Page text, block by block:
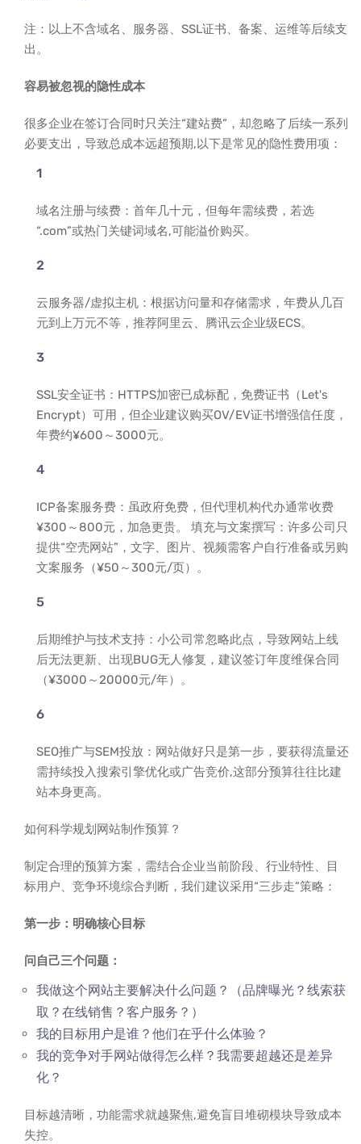
注：以上不含域名、服务器、SSL证书、备案、运维等后续支
出。
容易被忽视的隐性成本
很多企业在签订合同时只关注“建站费”，却忽略了后续一系列
必要支出，导致总成本远超预期,以下是常见的隐性费用项：
域名注册与续费：首年几十元，但每年需续费，若选
“.com”或热门关键词域名,可能溢价购买。
云服务器/虚拟主机：根据访问量和存储需求，年费从几百
元到上万元不等，推荐阿里云、腾讯云企业级ECS。
SSL安全证书：HTTPS加密已成标配，免费证书（Let's
Encrypt）可用，但企业建议购买OV/EV证书增强信任度，
年费约¥600～3000元。
ICP备案服务费：虽政府免费，但代理机构代办通常收费
¥300～800元，加急更贵。 填充与文案撰写：许多公司只
提供“空壳网站”，文字、图片、视频需客户自行准备或另购
文案服务（¥50～300元/页）。
后期维护与技术支持：小公司常忽略此点，导致网站上线
后无法更新、出现BUG无人修复，建议签订年度维保合同
（¥3000～20000元/年）。
SEO推广与SEM投放：网站做好只是第一步，要获得流量还
需持续投入搜索引擎优化或广告竞价,这部分预算往往比建
站本身更高。
如何科学规划网站制作预算？
制定合理的预算方案，需结合企业当前阶段、行业特性、目
标用户、竞争环境综合判断，我们建议采用“三步走”策略：
第一步：明确核心目标
问自己三个问题：
我做这个网站主要解决什么问题？（品牌曝光？线索获
取？在线销售？客户服务？）
我的目标用户是谁？他们在乎什么体验？
我的竞争对手网站做得怎么样？我需要超越还是差异
化？
目标越清晰，功能需求就越聚焦,避免盲目堆砌模块导致成本
失控。